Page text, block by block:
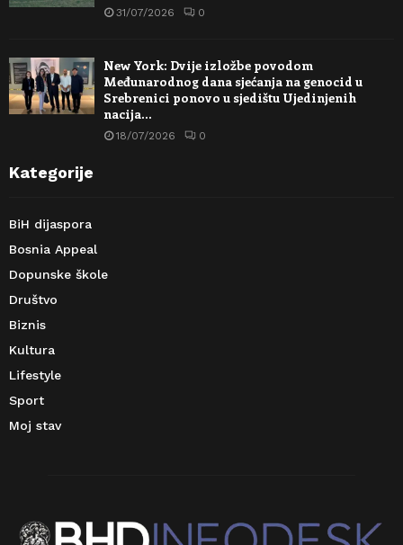
31/07/2026 0
New York: Dvije izložbe povodom
Međunarodnog dana sjećanja na genocid u
Srebrenici ponovo u sjedištu Ujedinjenih
nacija…
18/07/2026 0
Kategorije
BiH dijaspora
Bosnia Appeal
Dopunske škole
Društvo
Biznis
Kultura
Lifestyle
Sport
Moj stav